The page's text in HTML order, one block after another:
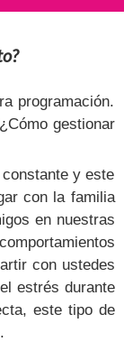
programación.
gestionar
y este
con la familia
en nuestras
con ustedes
estrés durante
este tipo de